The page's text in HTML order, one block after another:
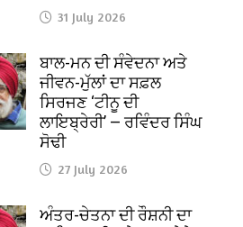
31 July 2026
ਬਾਲ-ਮਨ ਦੀ ਸੰਵੇਦਨਾ ਅਤੇ
ਜੀਵਨ-ਮੁੱਲਾਂ ਦਾ ਸਫ਼ਲ
ਸਿਰਜਣ ‘ਟੀਨੂ ਦੀ
ਲਾਇਬ੍ਰੇਰੀ’ — ਰਵਿੰਦਰ ਸਿੰਘ
ਸੋਢੀ
27 July 2026
ਅੰਤਰ-ਚੇਤਨਾ ਦੀ ਰੌਸ਼ਨੀ ਦਾ